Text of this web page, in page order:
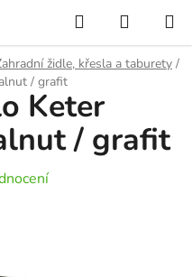
Hledat
KOŠÍK
židle, křesla a taburety /
/ grafit
Keter
/ grafit